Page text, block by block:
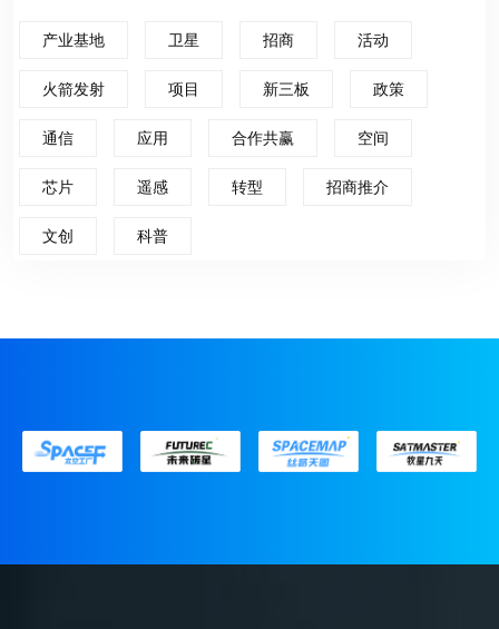
产业基地 卫星 招商 活动
火箭发射 项目 新三板 政策
通信 应用 合作共赢 空间
芯片 遥感 转型 招商推介
文创 科普